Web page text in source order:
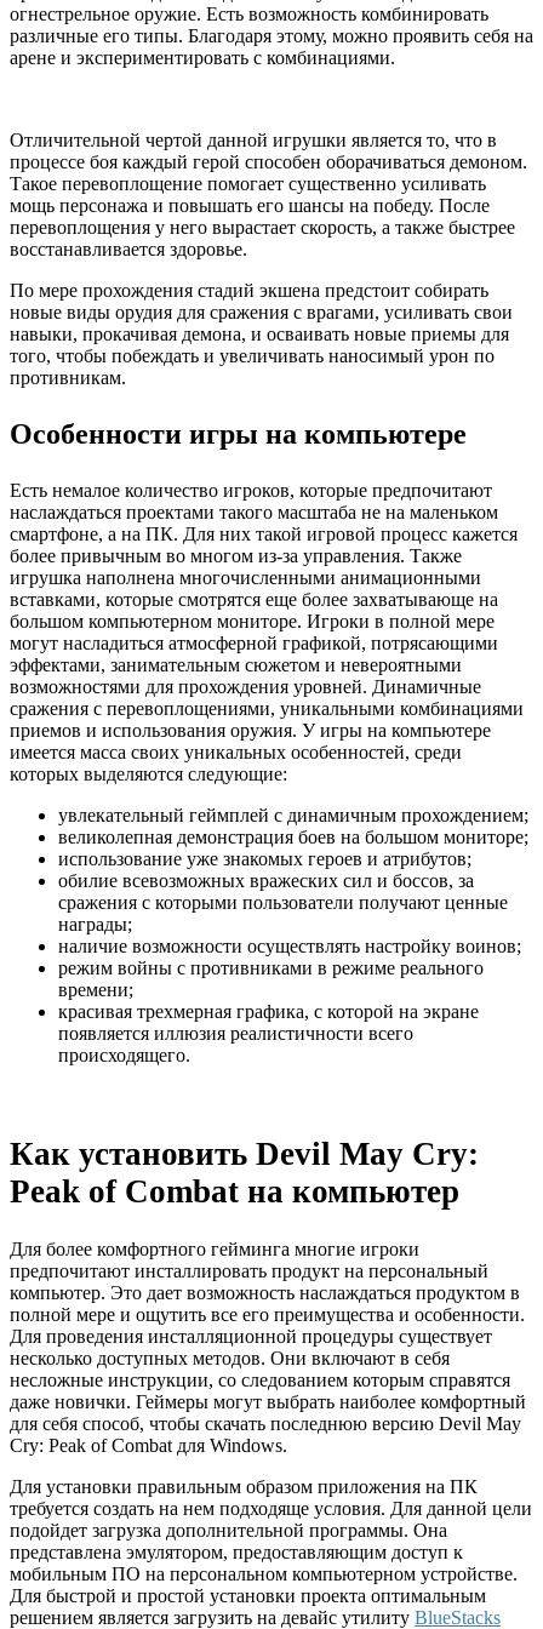
огнестрельное оружие. Есть возможность комбинировать
различные его типы. Благодаря этому, можно проявить себя на
арене и экспериментировать с комбинациями.
Отличительной чертой данной игрушки является то, что в
процессе боя каждый герой способен оборачиваться демоном.
Такое перевоплощение помогает существенно усиливать
мощь персонажа и повышать его шансы на победу. После
перевоплощения у него вырастает скорость, а также быстрее
восстанавливается здоровье.
По мере прохождения стадий экшена предстоит собирать
новые виды орудия для сражения с врагами, усиливать свои
навыки, прокачивая демона, и осваивать новые приемы для
того, чтобы побеждать и увеличивать наносимый урон по
противникам.
Особенности игры на компьютере
Есть немалое количество игроков, которые предпочитают
наслаждаться проектами такого масштаба не на маленьком
смартфоне, а на ПК. Для них такой игровой процесс кажется
более привычным во многом из-за управления. Также
игрушка наполнена многочисленными анимационными
вставками, которые смотрятся еще более захватывающе на
большом компьютерном мониторе. Игроки в полной мере
могут насладиться атмосферной графикой, потрясающими
эффектами, занимательным сюжетом и невероятными
возможностями для прохождения уровней. Динамичные
сражения с перевоплощениями, уникальными комбинациями
приемов и использования оружия. У игры на компьютере
имеется масса своих уникальных особенностей, среди
которых выделяются следующие:
увлекательный геймплей с динамичным прохождением;
великолепная демонстрация боев на большом мониторе;
использование уже знакомых героев и атрибутов;
обилие всевозможных вражеских сил и боссов, за
сражения с которыми пользователи получают ценные
награды;
наличие возможности осуществлять настройку воинов;
режим войны с противниками в режиме реального
времени;
красивая трехмерная графика, с которой на экране
появляется иллюзия реалистичности всего
происходящего.
Как установить Devil May Cry:
Peak of Combat на компьютер
Для более комфортного гейминга многие игроки
предпочитают инсталлировать продукт на персональный
компьютер. Это дает возможность наслаждаться продуктом в
полной мере и ощутить все его преимущества и особенности.
Для проведения инсталляционной процедуры существует
несколько доступных методов. Они включают в себя
несложные инструкции, со следованием которым справятся
даже новички. Геймеры могут выбрать наиболее комфортный
для себя способ, чтобы скачать последнюю версию Devil May
Cry: Peak of Combat для Windows.
Для установки правильным образом приложения на ПК
требуется создать на нем подходяще условия. Для данной цели
подойдет загрузка дополнительной программы. Она
представлена эмулятором, предоставляющим доступ к
мобильным ПО на персональном компьютерном устройстве.
Для быстрой и простой установки проекта оптимальным
решением является загрузить на девайс утилиту BlueStacks